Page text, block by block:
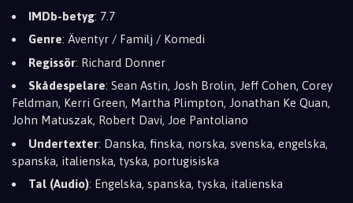
IMDb-betyg: 7.7
Genre: Äventyr / Familj / Komedi
Regissör: Richard Donner
Skådespelare: Sean Astin, Josh Brolin, Jeff Cohen, Corey
Feldman, Kerri Green, Martha Plimpton, Jonathan Ke Quan,
John Matuszak, Robert Davi, Joe Pantoliano
Undertexter: Danska, finska, norska, svenska, engelska,
spanska, italienska, tyska, portugisiska
Tal (Audio): Engelska, spanska, tyska, italienska